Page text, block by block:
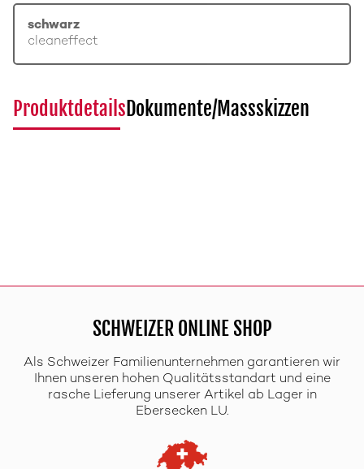
schwarz
cleaneffect
ProduktdetailsDokumente/Massskizzen
SCHWEIZER ONLINE SHOP
Als Schweizer Familienunternehmen garantieren wir
Ihnen unseren hohen Qualitätsstandart und eine
rasche Lieferung unserer Artikel ab Lager in
Ebersecken LU.